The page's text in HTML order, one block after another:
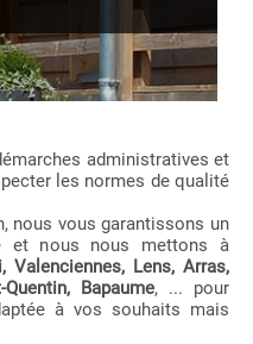
administratives et
les normes de qualité
nous vous garantissons un
et nous nous mettons à
Valenciennes, Lens, Arras,
Bapaume, ... pour
à vos souhaits mais